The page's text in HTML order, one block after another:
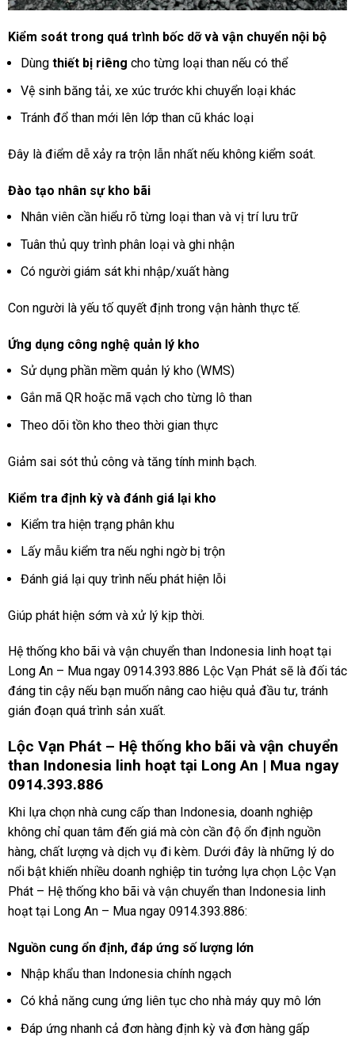
Kiểm soát trong quá trình bốc dỡ và vận chuyển nội bộ
Dùng thiết bị riêng cho từng loại than nếu có thể
Vệ sinh băng tải, xe xúc trước khi chuyển loại khác
Tránh đổ than mới lên lớp than cũ khác loại
Đây là điểm dễ xảy ra trộn lẫn nhất nếu không kiểm soát.
Đào tạo nhân sự kho bãi
Nhân viên cần hiểu rõ từng loại than và vị trí lưu trữ
Tuân thủ quy trình phân loại và ghi nhận
Có người giám sát khi nhập/xuất hàng
Con người là yếu tố quyết định trong vận hành thực tế.
Ứng dụng công nghệ quản lý kho
Sử dụng phần mềm quản lý kho (WMS)
Gắn mã QR hoặc mã vạch cho từng lô than
Theo dõi tồn kho theo thời gian thực
Giảm sai sót thủ công và tăng tính minh bạch.
Kiểm tra định kỳ và đánh giá lại kho
Kiểm tra hiện trạng phân khu
Lấy mẫu kiểm tra nếu nghi ngờ bị trộn
Đánh giá lại quy trình nếu phát hiện lỗi
Giúp phát hiện sớm và xử lý kịp thời.
Hệ thống kho bãi và vận chuyển than Indonesia linh hoạt tại
Long An – Mua ngay 0914.393.886 Lộc Vạn Phát sẽ là đối tác
đáng tin cậy nếu bạn muốn nâng cao hiệu quả đầu tư, tránh
gián đoạn quá trình sản xuất.
Lộc Vạn Phát – Hệ thống kho bãi và vận chuyển
than Indonesia linh hoạt tại Long An | Mua ngay
0914.393.886
Khi lựa chọn nhà cung cấp than Indonesia, doanh nghiệp
không chỉ quan tâm đến giá mà còn cần độ ổn định nguồn
hàng, chất lượng và dịch vụ đi kèm. Dưới đây là những lý do
nổi bật khiến nhiều doanh nghiệp tin tưởng lựa chọn Lộc Vạn
Phát – Hệ thống kho bãi và vận chuyển than Indonesia linh
hoạt tại Long An – Mua ngay 0914.393.886:
Nguồn cung ổn định, đáp ứng số lượng lớn
Nhập khẩu than Indonesia chính ngạch
Có khả năng cung ứng liên tục cho nhà máy quy mô lớn
Đáp ứng nhanh cả đơn hàng định kỳ và đơn hàng gấp